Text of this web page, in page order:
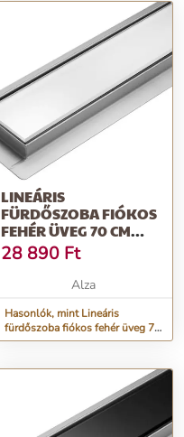
LINEÁRIS
FÜRDŐSZOBA FIÓKOS
FEHÉR ÜVEG 70 CM
NEDVES ÉS SZÁRAZ
28 890 Ft
Alza
Hasonlók, mint Lineáris
fürdőszoba fiókos fehér üveg 70
cm Nedves és száraz